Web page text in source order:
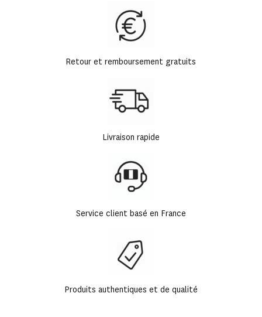
Retour et remboursement gratuits
Livraison rapide
Service client basé en France
Produits authentiques et de qualité